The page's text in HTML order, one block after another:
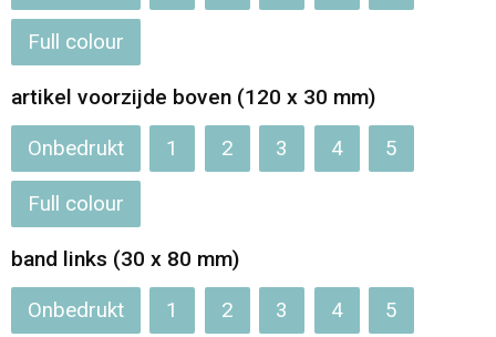
Waterbestendige tassen
Bowlingtassen
Strandtassen
Katoenen draagtassen
Rugzakken
Full colour
artikel voorzijde boven (120 x 30 mm)
Onbedrukt 1 2 3 4 5
Full colour
band links (30 x 80 mm)
Onbedrukt 1 2 3 4 5